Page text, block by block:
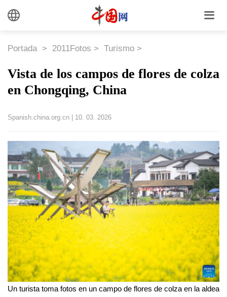
Portada > 2011Fotos > Turismo >
Vista de los campos de flores de colza
en Chongqing, China
Spanish.china.org.cn 10. 03. 2026
Un turista toma fotos en un campo de flores de colza en la aldea